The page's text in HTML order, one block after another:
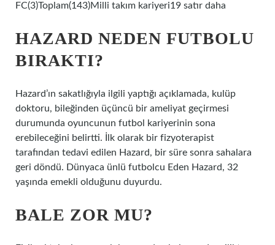
FC(3)Toplam(143)Milli takım kariyeri19 satır daha
HAZARD NEDEN FUTBOLU
BIRAKTI?
Hazard’ın sakatlığıyla ilgili yaptığı açıklamada, kulüp
doktoru, bileğinden üçüncü bir ameliyat geçirmesi
durumunda oyuncunun futbol kariyerinin sona
erebileceğini belirtti. İlk olarak bir fizyoterapist
tarafından tedavi edilen Hazard, bir süre sonra sahalara
geri döndü. Dünyaca ünlü futbolcu Eden Hazard, 32
yaşında emekli olduğunu duyurdu.
BALE ZOR MU?